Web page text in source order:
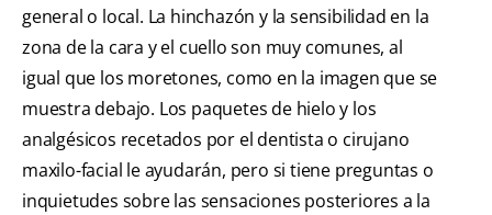
general o local. La hinchazón y la sensibilidad en la
zona de la cara y el cuello son muy comunes, al
igual que los moretones, como en la imagen que se
muestra debajo. Los paquetes de hielo y los
analgésicos recetados por el dentista o cirujano
maxilo-facial le ayudarán, pero si tiene preguntas o
inquietudes sobre las sensaciones posteriores a la